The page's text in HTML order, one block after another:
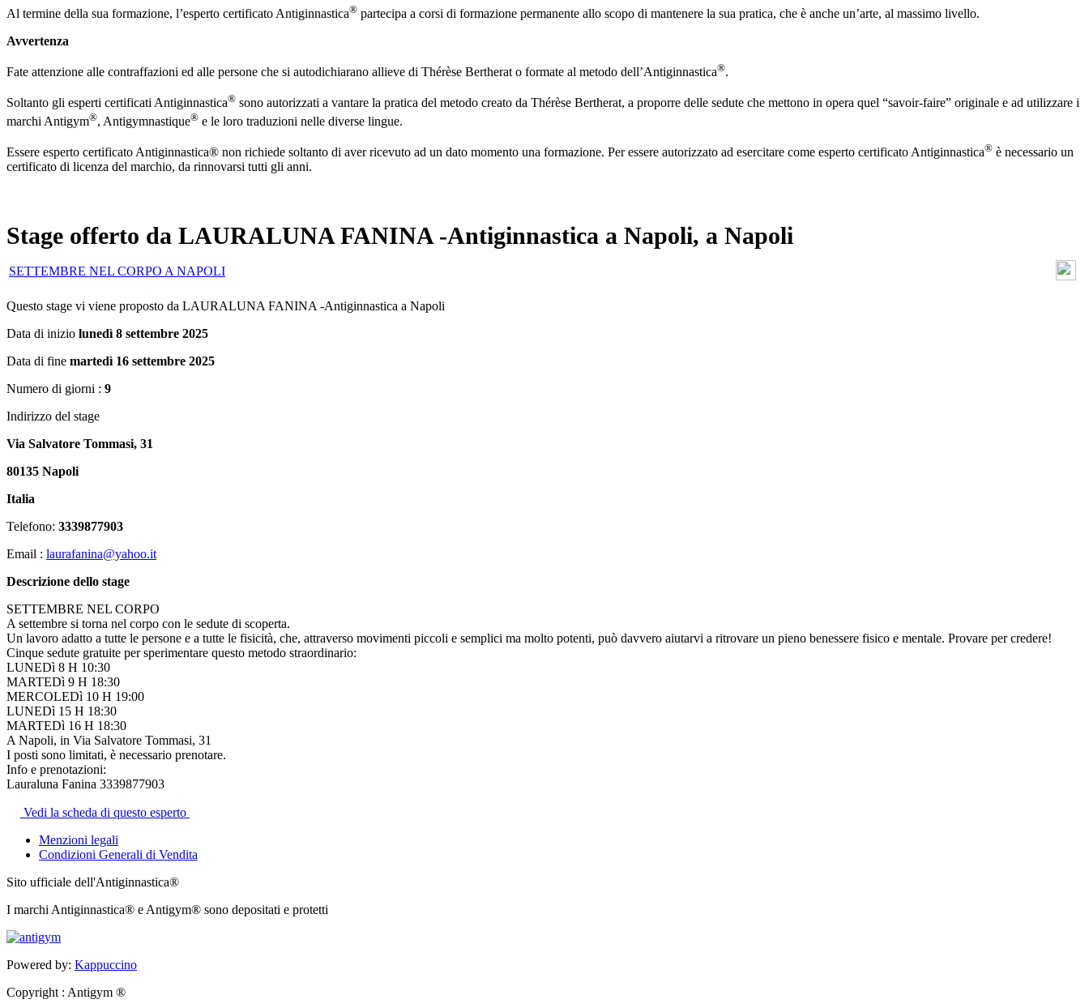
Al termine della sua formazione, l’esperto certificato Antiginnastica® partecipa a corsi di formazione permanente allo scopo di mantenere la sua pratica, che è anche un’arte, al massimo livello.
Avvertenza
Fate attenzione alle contraffazioni ed alle persone che si autodichiarano allieve di Thérèse Bertherat o formate al metodo dell’Antiginnastica®.
Soltanto gli esperti certificati Antiginnastica® sono autorizzati a vantare la pratica del metodo creato da Thérèse Bertherat, a proporre delle sedute che mettono in opera quel “savoir-faire” originale e ad utilizzare i
marchi Antigym®, Antigymnastique® e le loro traduzioni nelle diverse lingue.
Essere esperto certificato Antiginnastica® non richiede soltanto di aver ricevuto ad un dato momento una formazione. Per essere autorizzato ad esercitare come esperto certificato Antiginnastica® è necessario un
certificato di licenza del marchio, da rinnovarsi tutti gli anni.
Stage offerto da LAURALUNA FANINA -Antiginnastica a Napoli, a Napoli
SETTEMBRE NEL CORPO A NAPOLI
Questo stage vi viene proposto da LAURALUNA FANINA -Antiginnastica a Napoli
Data di inizio lunedì 8 settembre 2025
Data di fine martedì 16 settembre 2025
Numero di giorni : 9
Indirizzo del stage
Via Salvatore Tommasi, 31
80135 Napoli
Italia
Telefono: 3339877903
Email : laurafanina@yahoo.it
Descrizione dello stage
SETTEMBRE NEL CORPO
A settembre si torna nel corpo con le sedute di scoperta.
Un lavoro adatto a tutte le persone e a tutte le fisicità, che, attraverso movimenti piccoli e semplici ma molto potenti, può davvero aiutarvi a ritrovare un pieno benessere fisico e mentale. Provare per credere!
Cinque sedute gratuite per sperimentare questo metodo straordinario:
LUNEDì 8 H 10:30
MARTEDì 9 H 18:30
MERCOLEDì 10 H 19:00
LUNEDì 15 H 18:30
MARTEDì 16 H 18:30
A Napoli, in Via Salvatore Tommasi, 31
I posti sono limitati, è necessario prenotare.
Info e prenotazioni:
Lauraluna Fanina 3339877903
Vedi la scheda di questo esperto
Menzioni legali
Condizioni Generali di Vendita
Sito ufficiale dell'Antiginnastica®
I marchi Antiginnastica® e Antigym® sono depositati e protetti
Powered by: Kappuccino
Copyright : Antigym ®